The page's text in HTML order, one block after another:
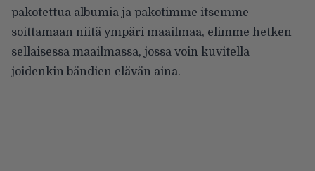
pakotettua albumia ja pakotimme itsemme
soittamaan niitä ympäri maailmaa, elimme hetken
sellaisessa maailmassa, jossa voin kuvitella
joidenkin bändien elävän aina.